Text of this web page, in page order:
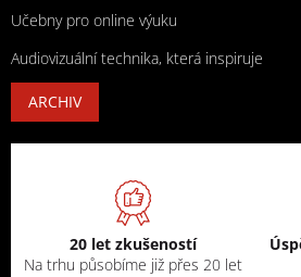
Učebny pro online výuku
Audiovizuální technika, která inspiruje
ARCHIV
20 let zkušeností
Na trhu působíme již přes 20 let